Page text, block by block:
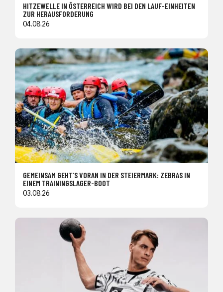
HITZEWELLE IN ÖSTERREICH WIRD BEI DEN LAUF-EINHEITEN
ZUR HERAUSFORDERUNG
04.08.26
GEMEINSAM GEHT’S VORAN IN DER STEIERMARK: ZEBRAS IN
EINEM TRAININGSLAGER-BOOT
03.08.26